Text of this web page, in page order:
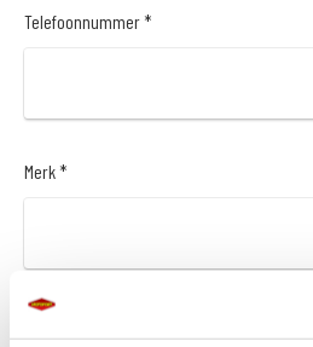
Telefoonnummer *
Merk *